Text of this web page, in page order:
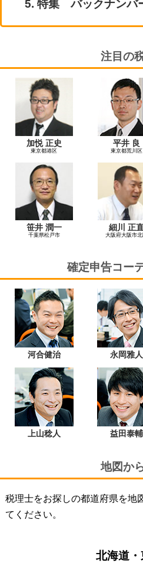
5. 特集 バックナンバ
注目の
加悦 正史
東京都港区
平井 良
東京都荒川区
笹井 潤一
千葉県松戸市
細川 正
大阪府大阪市
確定申告コー
河合健治 永岡雅人
上山稔人 益田泰輔
地図か
税理士をお探しの都道府県を地
てください。
北海道・